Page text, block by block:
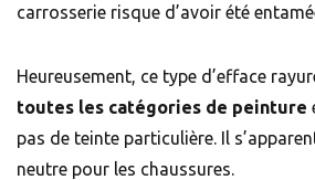
carrosserie risque d’avoir été
Heureusement, ce type d’efface
toutes les catégories de peinture
pas de teinte particulière. Il
neutre pour les chaussures.